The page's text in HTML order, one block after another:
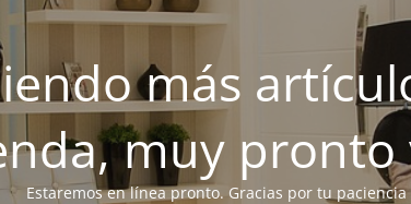
más
muy pronto
Estaremos en línea pronto. Gracias por tu paciencia